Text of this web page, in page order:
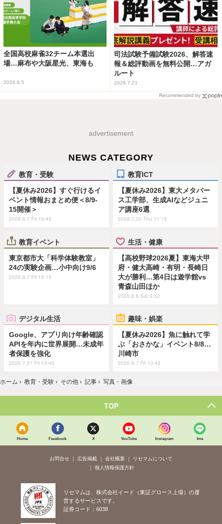
全国高校麻雀32チーム本選出
場…麻布や大阪星光、東海も
2026.8.5
司法試験予備試験2026、解答速
報＆総評動画を無料公開…アガ
ルート
2026.7.21
Recommended by
advertisement
NEWS CATEGORY
教育・受験
【夏休み2026】すぐ行けるイ
ベント情報おまとめ便＜8/9-
15開催＞
2026.8.7 Fri 19:45
教育ICT
【夏休み2026】東大メタバー
ス工学部、生成AIなどジュニ
ア講座6選
2026.7.30 Thu 11:15
教育イベント
東京都市大「科学体験教室」
24の実験企画…小中向け9/6
2026.8.7 Fri 18:15
生活・健康
【高校野球2026夏】東海大甲
府・健大高崎・有明・長崎日
大が勝利…第4日は遊学館vs
青森山田ほか
2026.8.8 Sat 9:52
デジタル生活
Google、アプリ向け年齢確認
APIを年内に世界展開…未成年
者保護を強化
2026.7.31 Fri 13:45
趣味・娯楽
【夏休み2026】魚に触れて学
ぶ「おさかな」イベント8/8…
川崎市
2026.8.7 Fri 10:45
ホーム › 教育・受験 › その他 › 記事 › 写真・画像
TOP
Home Facebook X YouTube Instagram line
お問合せ 広告掲載 会社概要
リセマムについて
個人情報保護方針
リセマムは、株式会社イード（東証グロース上場）の運
営するサービスです。
証券コード：6038